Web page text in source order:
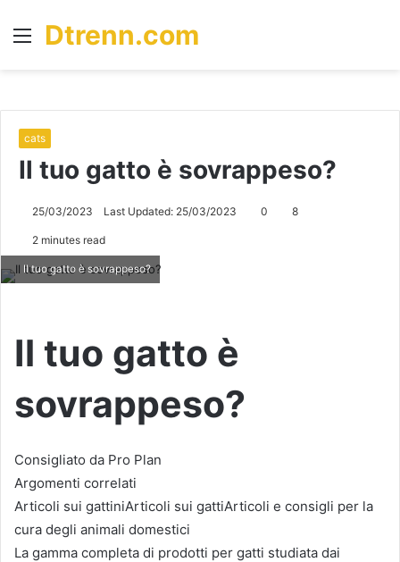
Menu
Dtrenn.com
cats
Il tuo gatto è sovrappeso?
25/03/2023 Last Updated: 25/03/2023 0 8
2 minutes read
Il tuo gatto è sovrappeso?
Il tuo gatto è
sovrappeso?
Consigliato da Pro Plan
Argomenti correlati
Articoli sui gattiniArticoli sui gattiArticoli e consigli per la
cura degli animali domestici
La gamma completa di prodotti per gatti studiata dai